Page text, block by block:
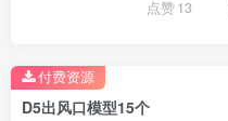
点赞13
D5出风口模型15个
付费资源